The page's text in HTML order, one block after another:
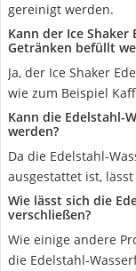
gereinigt werden.
Kann der Ice
Getränken befüllt
Ja, der Ice Shaker
wie zum Beispiel
Kann die Edelstahl-
werden?
Da die Edelstahl-
ausgestattet ist,
Wie lässt sich die
verschließen?
Wie einige andere
die Edelstahl-